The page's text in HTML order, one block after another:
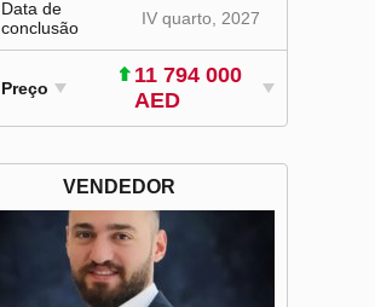
Data de
conclusão
IV quarto, 2027
Preço
11 794 000
AED
VENDEDOR